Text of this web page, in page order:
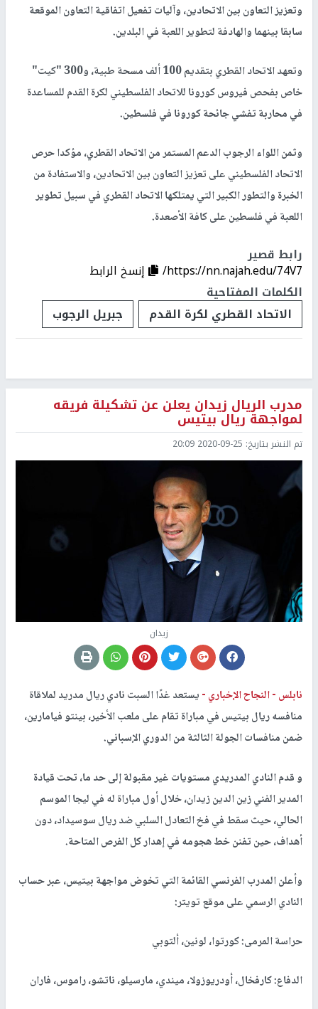
وتعزيز التعاون بين الاتحادين، وآليات تفعيل اتفاقية التعاون الموقعة
سابقا بينهما والهادفة لتطوير اللعبة في البلدين.
وتعهد الاتحاد القطري بتقديم 100 ألف مسحة طبية، و300 "كيت"
خاص بفحص فيروس كورونا للاتحاد الفلسطيني لكرة القدم للمساعدة
في محاربة تفشي جائحة كورونا في فلسطين.
وثمن اللواء الرجوب الدعم المستمر من الاتحاد القطري، مؤكدا حرص
الاتحاد الفلسطيني على تعزيز التعاون بين الاتحادين، والاستفادة من
الخبرة والتطور الكبير التي يمتلكها الاتحاد القطري في سبيل تطوير
اللعبة في فلسطين على كافة الأصعدة.
رابط قصير
https://nn.najah.edu/74V7/
إنسخ الرابط
الكلمات المفتاحية
الاتحاد القطري لكرة القدم
جبريل الرجوب
مدرب الريال زيدان يعلن عن تشكيلة فريقه
لمواجهة ريال بيتيس
تم النشر بتاريخ: 2020-09-25 20:09
زيدان
نابلس -النجاح الإخباري -يستعد غدًا السبت نادي ريال مدريد لملاقاة
منافسه ريال بيتيس في مباراة تقام على ملعب الأخير، بينتو فيامارين،
ضمن منافسات الجولة الثالثة من الدوري الإسباني.
و قدم النادي المدريدي مستويات غير مقبولة إلى حد ما، تحت قيادة
المدير الفني زين الدين زيدان، خلال أول مباراة له في ليجا الموسم
الحالي، حيث سقط في فخ التعادل السلبي ضد ريال سوسيداد، دون
أهداف، حين تفنن خط هجومه في إهدار كل الفرص المتاحة.
وأعلن المدرب الفرنسي القائمة التي تخوض مواجهة بيتيس، عبر حساب
النادي الرسمي على موقع تويتر:
حراسة المرمى: كورتوا، لونين، ألتوبي
الدفاع: كارفخال، أودريوزولا، ميندي، مارسيلو، ناتشو، راموس، فاران